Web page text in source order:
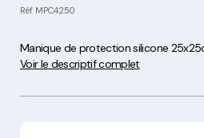
Réf MPC4250
Manique de protection silicone
Voir le descriptif complet